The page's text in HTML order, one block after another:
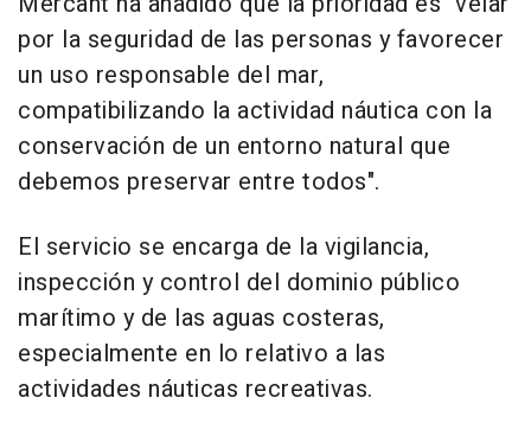
por la seguridad de las personas y favorecer
un uso responsable del mar,
compatibilizando la actividad náutica con la
conservación de un entorno natural que
debemos preservar entre todos".
El servicio se encarga de la vigilancia,
inspección y control del dominio público
marítimo y de las aguas costeras,
especialmente en lo relativo a las
actividades náuticas recreativas.